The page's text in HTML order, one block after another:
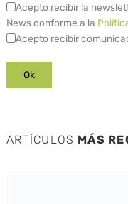
Acepto recibir la
News conforme a la
Acepto recibir
ARTÍCULOS MÁS